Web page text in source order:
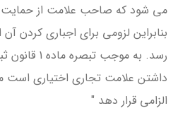
می شود که صاحب علامت از حمایت
بنابراین لزومی برای اجباری کردن
رسد. به موجب
داشتن علامت تجاری اختیاری است
الزامی قرار دهد "